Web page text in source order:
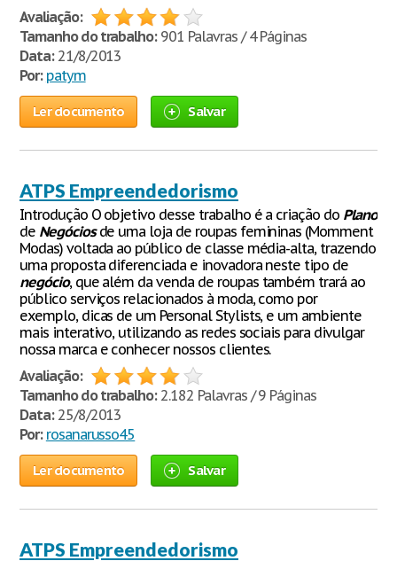
Avaliação:
Tamanho do trabalho:901 Palavras / 4 Páginas
Data:21/8/2013
Por: patym
Ler documento Salvar
ATPS Empreendedorismo
Introdução O objetivo desse trabalho é a criação do Plano
de Negóciosde uma loja de roupas femininas (Momment
Modas) voltada ao público de classe média-alta, trazendo
uma proposta diferenciada e inovadora neste tipo de
negócio, que além da venda de roupas também trará ao
público serviços relacionados à moda, como por
exemplo, dicas de um Personal Stylists, e um ambiente
mais interativo, utilizando as redes sociais para divulgar
nossa marca e conhecer nossos clientes.
Avaliação:
Tamanho do trabalho:2.182 Palavras / 9 Páginas
Data:25/8/2013
Por: rosanarusso45
Ler documento Salvar
ATPS Empreendedorismo